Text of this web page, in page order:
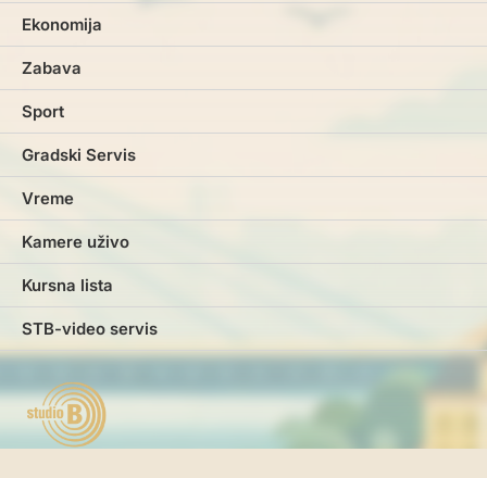
Ekonomija
Zabava
Sport
Gradski Servis
Vreme
Kamere uživo
Kursna lista
STB-video servis